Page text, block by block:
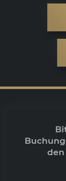
den